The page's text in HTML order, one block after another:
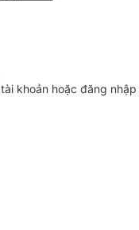
tài khoản hoặc đăng nhập